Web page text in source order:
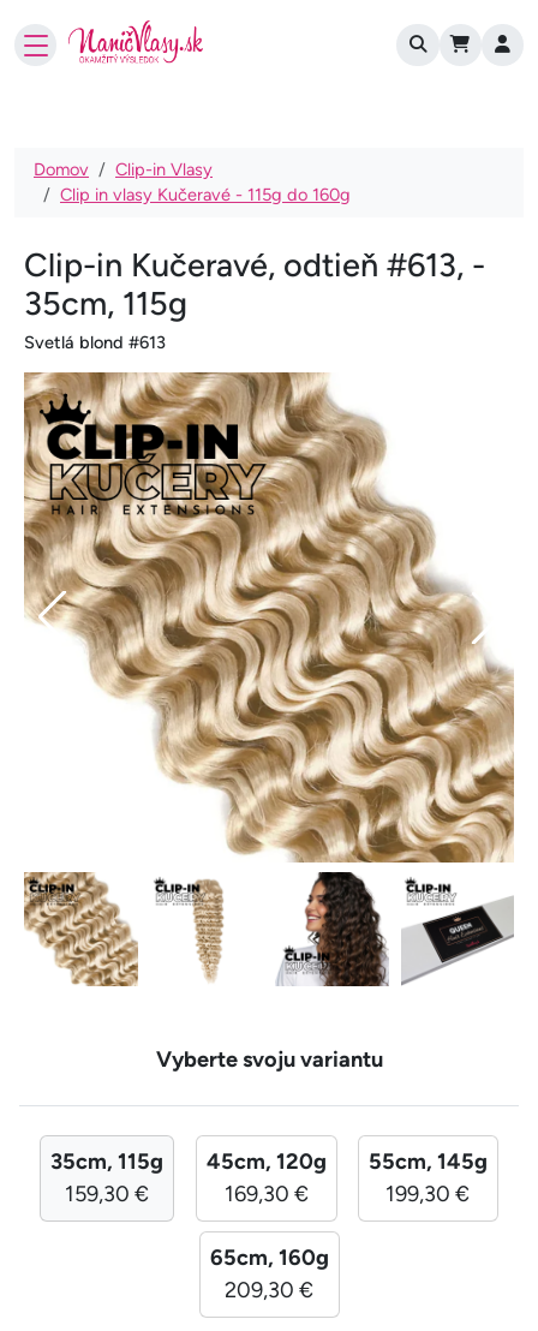
User account
Omrvinka
Domov
Clip-in Vlasy
Clip in vlasy Kučeravé - 115g do 160g
Clip-in Kučeravé, odtieň #613, -
35cm, 115g
Svetlá blond #613
Vyberte svoju variantu
35cm, 115g
159,30 €
45cm, 120g
169,30 €
55cm, 145g
199,30 €
65cm, 160g
209,30 €